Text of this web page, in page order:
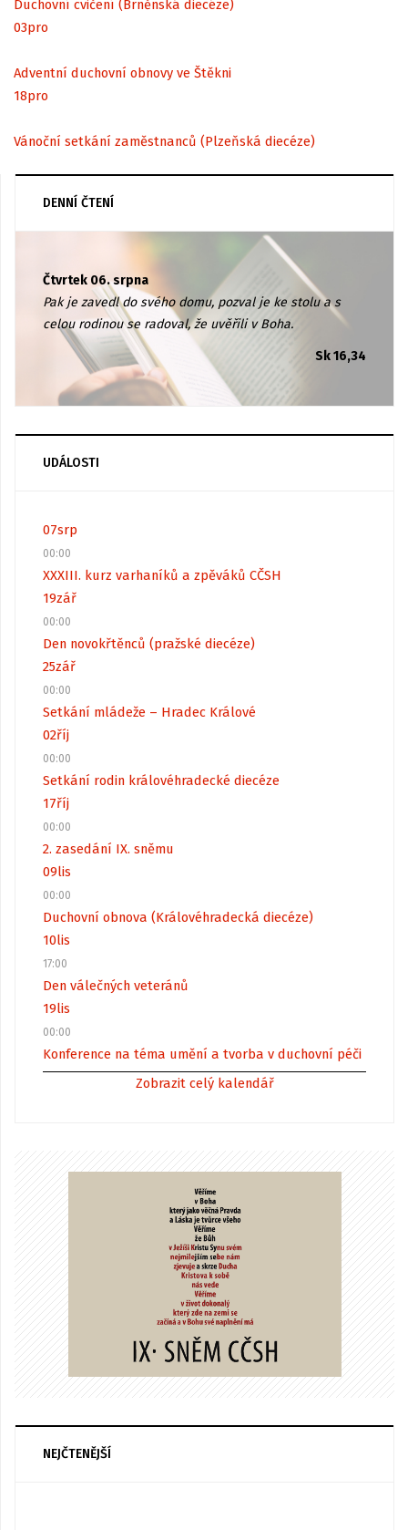
Duchovní cvičení (Brněnská diecéze)
03pro
Adventní duchovní obnovy ve Štěkni
18pro
Vánoční setkání zaměstnanců (Plzeňská diecéze)
DENNÍ ČTENÍ
Čtvrtek 06. srpna
Pak je zavedl do svého domu, pozval je ke stolu a s
celou rodinou se radoval, že uvěřili v Boha.
Sk 16,34
UDÁLOSTI
07srp
00:00
XXXIII. kurz varhaníků a zpěváků CČSH
19zář
00:00
Den novokřtěnců (pražské diecéze)
25zář
00:00
Setkání mládeže – Hradec Králové
02říj
00:00
Setkání rodin královéhradecké diecéze
17říj
00:00
2. zasedání IX. sněmu
09lis
00:00
Duchovní obnova (Královéhradecká diecéze)
10lis
17:00
Den válečných veteránů
19lis
00:00
Konference na téma umění a tvorba v duchovní péči
Zobrazit celý kalendář
NEJČTENĚJŠÍ